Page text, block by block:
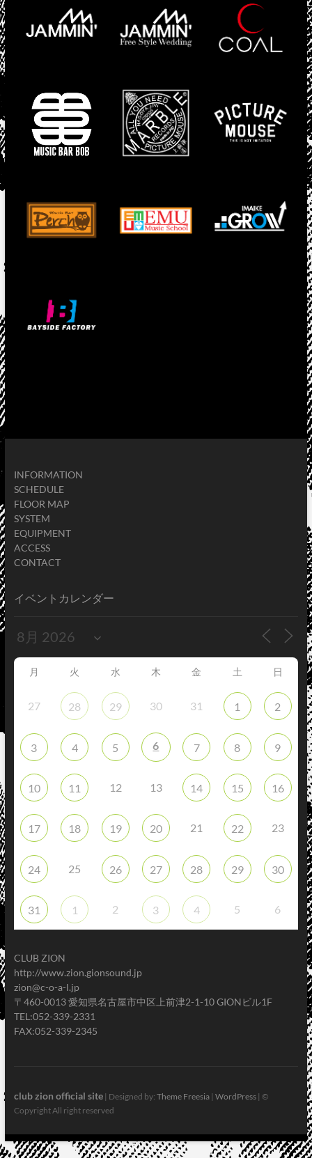
INFORMATION
SCHEDULE
FLOOR MAP
SYSTEM
EQUIPMENT
ACCESS
CONTACT
イベントカレンダー
月 火 水 木 金 土 日
27 28 29 30 31 1 2
3 4 5 6 7 8 9
10 11 12 13 14 15 16
17 18 19 20 21 22 23
24 25 26 27 28 29 30
31 1 2 3 4 5 6
CLUB ZION
http://www.zion.gionsound.jp
zion@c-o-a-l.jp
〒460-0013 愛知県名古屋市中区上前津2-1-10 GIONビル1F
TEL:052-339-2331
FAX:052-339-2345
club zion official site| Designed by: Theme Freesia| WordPress| ©
Copyright All right reserved